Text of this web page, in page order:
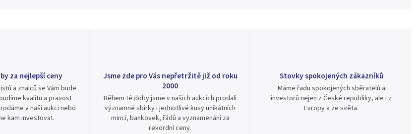
za nejlepší ceny
a znalců se Vám bude
kvalitu a pravost
v naší aukci nebo
kam investovat.
Jsme zde pro Vás nepřetržitě již od roku
2000
Během té doby jsme v našich aukcích prodali
významné sbírky i jednotlivé kusy unikátních
mincí, bankovek, řádů a vyznamenání za
rekordní ceny.
Stovky spokojených zákazníků
Máme řadu spokojených sběratelů a
investorů nejen z České republiky, ale i z
Evropy a ze světa.